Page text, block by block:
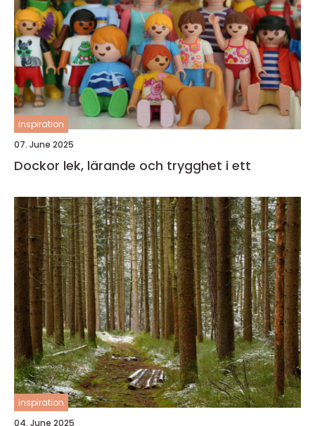
inspiration
07. June 2025
Dockor lek, lärande och trygghet i ett
inspiration
04. June 2025